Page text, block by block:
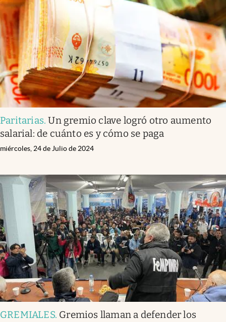
Paritarias.Un gremio clave logró otro aumento
salarial: de cuánto es y cómo se paga
miércoles, 24 de Julio de 2024
GREMIALES. Gremios llaman a defender los